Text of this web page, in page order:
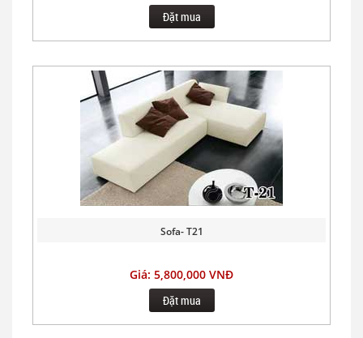
Đặt mua
Sofa- T21
Giá: 5,800,000 VNĐ
Đặt mua